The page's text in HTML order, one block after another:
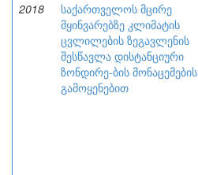
2018
საქართველოს მცირე
მყინვარებზე კლიმატის
ცვლილების ზეგავლენის
შესწავლა დისტანციური
ზონდირე-ბის მონაცემების
გამოყენებით